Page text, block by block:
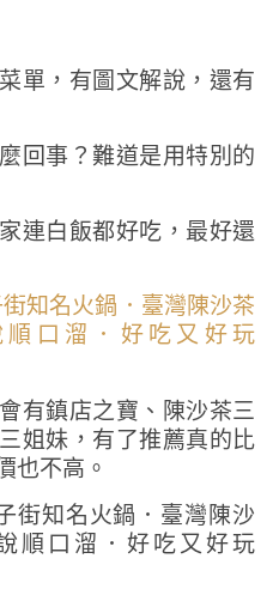
單，有圖文解說，還有
回事？難道是用特別的
連白飯都好吃，最好還
有鎮店之寶、陳沙茶三
姐妹，有了推薦真的比
也不高。